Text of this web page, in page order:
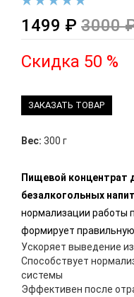
1499 ₽ 3000
Скидка 50 %
ЗАКАЗАТЬ ТОВАР
Вес: 300 г
Пищевой концентрат
безалкогольных
нормализации работы
формирует
Ускоряет выведение
Способствует
системы
Эффективен после